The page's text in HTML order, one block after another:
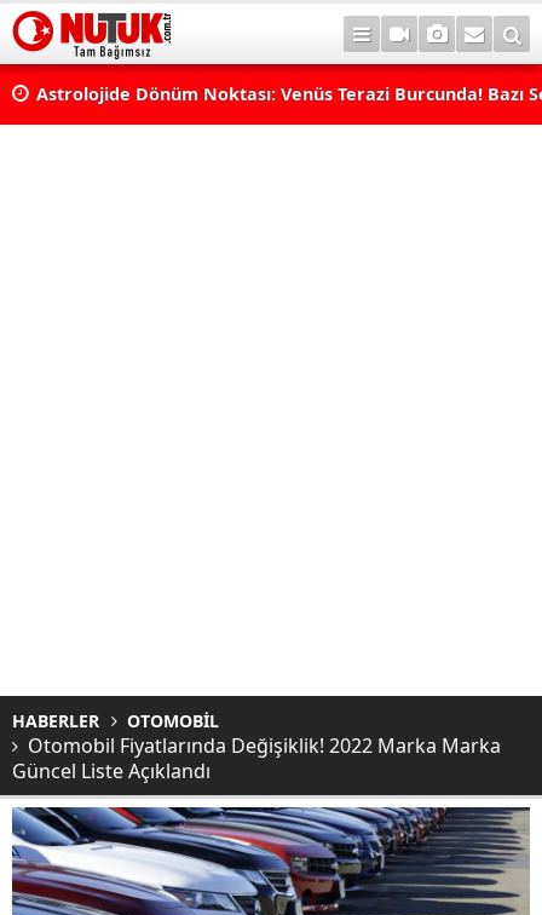
Astrolojide Dönüm Noktası: Venüs Terazi Burcunda! Bazı
HABERLER OTOMOBİL
Otomobil Fiyatlarında Değişiklik! 2022 Marka Marka
Güncel Liste Açıklandı